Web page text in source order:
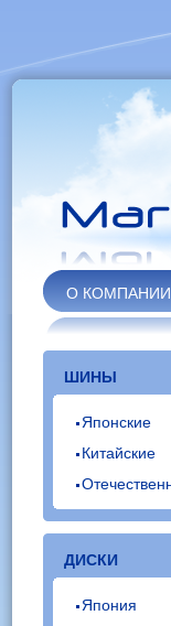
О КОМПАНИИ
ШИНЫ
Японские
Китайские
ДИСКИ
Япония